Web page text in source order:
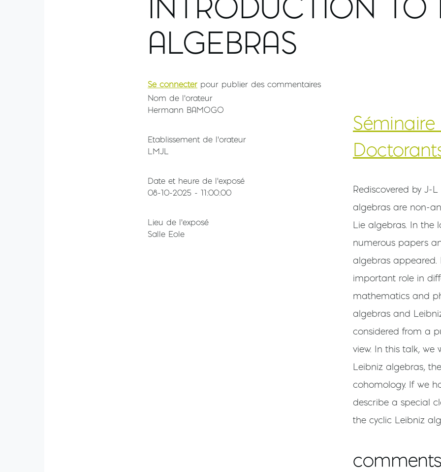
ALGEBRAS
Se connecter pour publier des commentaires
Nom de l'orateur
Hermann BAMOGO
Etablissement de l'orateur
LMJL
Date et heure de l'exposé
08-10-2025 - 11:00:00
Lieu de l'exposé
Salle Eole
Résumé de l'exposé
Rediscovered by J-
algebras are non-
Lie algebras. In the
numerous papers
algebras
important role in
mathematics and
algebras and
considered from a
view. In this talk,
Leibniz algebras,
cohomology. If we
describe a special
the cyclic Leibniz